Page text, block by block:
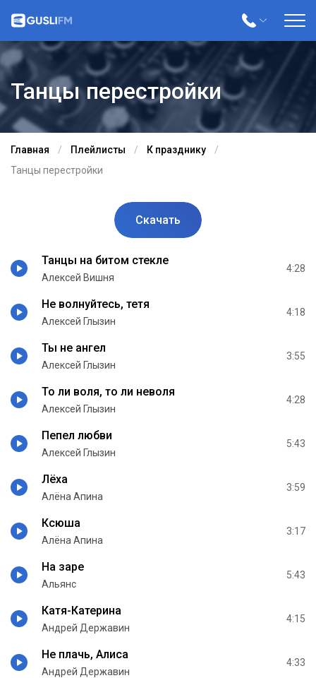
Танцы перестройки
Главная Плейлисты
К празднику
Танцы перестройки
Скачать
Танцы на битом стекле
Алексей Вишня
4:28
Не волнуйтесь, тетя
Алексей Глызин
4:18
Ты не ангел
Алексей Глызин
3:55
То ли воля, то ли неволя
Алексей Глызин
4:28
Пепел любви
Алексей Глызин
5:43
Лёха
Алёна Апина
3:59
Ксюша
Алёна Апина
3:17
На заре
Альянс
5:43
Катя-Катерина
Андрей Державин
4:15
Не плачь, Алиса
Андрей Державин
4:33